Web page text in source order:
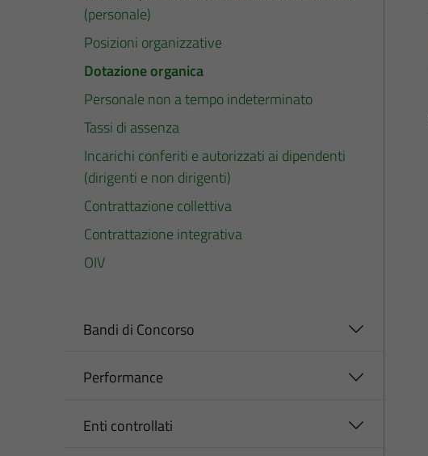
(personale)
Posizioni organizzative
Dotazione organica
Personale non a tempo indeterminato
Tassi di assenza
Incarichi conferiti e autorizzati ai dipendenti
(dirigenti e non dirigenti)
Contrattazione collettiva
Contrattazione integrativa
OIV
Bandi di Concorso
Performance
Enti controllati